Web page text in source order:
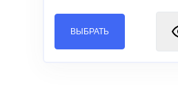
ВЫБРАТЬ